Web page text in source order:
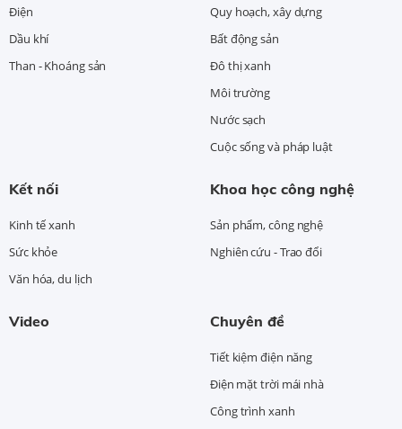
Điện
Dầu khí
Than - Khoáng sản
Quy hoạch, xây dựng
Bất động sản
Đô thị xanh
Môi trường
Nước sạch
Cuộc sống và pháp luật
Kết nối
Kinh tế xanh
Sức khỏe
Văn hóa, du lịch
Khoa học công nghệ
Sản phẩm, công nghệ
Nghiên cứu - Trao đổi
Video Chuyên đề
Tiết kiệm điện năng
Điện mặt trời mái nhà
Công trình xanh